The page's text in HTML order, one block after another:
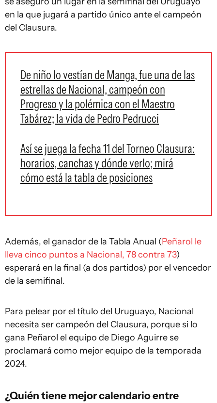
en la que jugará a partido único ante el campeón
del Clausura.
De niño lo vestían de Manga, fue una de las
estrellas de Nacional, campeón con
Progreso y la polémica con el Maestro
Tabárez; la vida de Pedro Pedrucci
Así se juega la fecha 11 del Torneo Clausura:
horarios, canchas y dónde verlo; mirá
cómo está la tabla de posiciones
Además, el ganador de la Tabla Anual (Peñarol le
lleva cinco puntos a Nacional, 78 contra 73)
esperará en la final (a dos partidos) por el vencedor
de la semifinal.
Para pelear por el título del Uruguayo, Nacional
necesita ser campeón del Clausura, porque si lo
gana Peñarol el equipo de Diego Aguirre se
proclamará como mejor equipo de la temporada
2024.
¿Quién tiene mejor calendario entre